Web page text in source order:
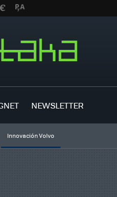
NEWSLETTER
Innovación Volvo